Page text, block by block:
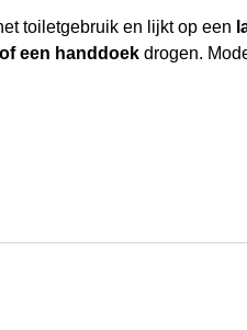
toiletgebruik en lijkt op een
een handdoek drogen.